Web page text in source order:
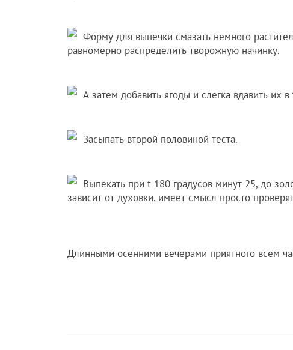
Форму для выпечки смазать немного
равномерно распределить творожную начинку.
А затем добавить ягоды и слегка вдавить их
Засыпать второй половиной теста.
Выпекать при t 180 градусов минут 25, до
зависит от духовки, имеет смысл просто
Длинными осенними вечерами приятного всем